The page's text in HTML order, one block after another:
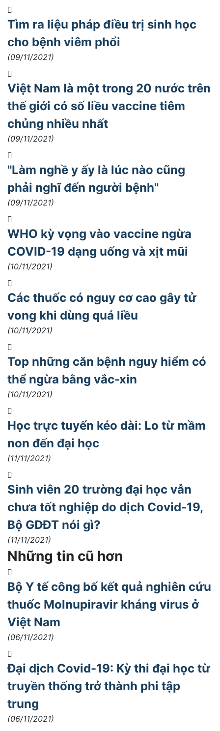
Tìm ra liệu pháp điều trị sinh học
cho bệnh viêm phổi
(09/11/2021)
Việt Nam là một trong 20 nước trên
thế giới có số liều vaccine tiêm
chủng nhiều nhất
(09/11/2021)
"Làm nghề y ấy là lúc nào cũng
phải nghĩ đến người bệnh"
(09/11/2021)
WHO kỳ vọng vào vaccine ngừa
COVID-19 dạng uống và xịt mũi
(10/11/2021)
Các thuốc có nguy cơ cao gây tử
vong khi dùng quá liều
(10/11/2021)
Top những căn bệnh nguy hiểm có
thể ngừa bằng vắc-xin
(10/11/2021)
Học trực tuyến kéo dài: Lo từ mầm
non đến đại học
(11/11/2021)
Sinh viên 20 trường đại học vẫn
chưa tốt nghiệp do dịch Covid-19,
Bộ GDĐT nói gì?
(11/11/2021)
Những tin cũ hơn
Bộ Y tế công bố kết quả nghiên cứu
thuốc Molnupiravir kháng virus ở
Việt Nam
(06/11/2021)
Đại dịch Covid-19: Kỳ thi đại học từ
truyền thống trở thành phi tập
trung
(06/11/2021)